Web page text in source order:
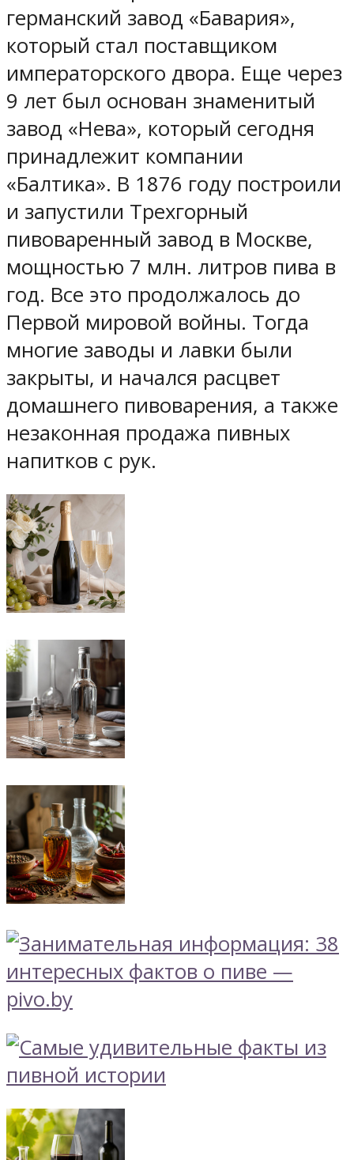
германский завод «Бавария»,
который стал поставщиком
императорского двора. Еще через
9 лет был основан знаменитый
завод «Нева», который сегодня
принадлежит компании
«Балтика». В 1876 году построили
и запустили Трехгорный
пивоваренный завод в Москве,
мощностью 7 млн. литров пива в
год. Все это продолжалось до
Первой мировой войны. Тогда
многие заводы и лавки были
закрыты, и начался расцвет
домашнего пивоварения, а также
незаконная продажа пивных
напитков с рук.